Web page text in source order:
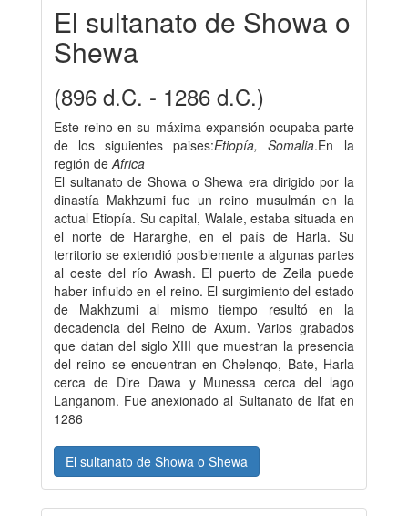
El sultanato de Showa o
Shewa
(896 d.C. - 1286 d.C.)
Este reino en su máxima expansión ocupaba parte
de los siguientes paises:Etiopía, Somalia.En la
región de Africa
El sultanato de Showa o Shewa era dirigido por la
dinastía Makhzumi fue un reino musulmán en la
actual Etiopía. Su capital, Walale, estaba situada en
el norte de Hararghe, en el país de Harla. Su
territorio se extendió posiblemente a algunas partes
al oeste del río Awash. El puerto de Zeila puede
haber influido en el reino. El surgimiento del estado
de Makhzumi al mismo tiempo resultó en la
decadencia del Reino de Axum. Varios grabados
que datan del siglo XIII que muestran la presencia
del reino se encuentran en Chelenqo, Bate, Harla
cerca de Dire Dawa y Munessa cerca del lago
Langanom. Fue anexionado al Sultanato de Ifat en
1286
El sultanato de Showa o Shewa